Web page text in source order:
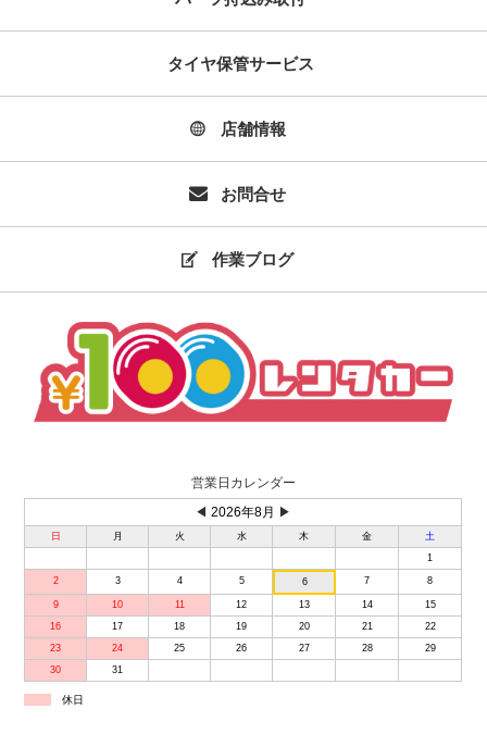
タイヤ保管サービス
店舗情報
お問合せ
作業ブログ
営業日カレンダー
◀ 2026年8月 ▶
日 月 火 水 木 金
土
1
2 3 4 5 6 7 8
9 10 11 12 13 14
15
16
17 18 19 20 21
22
23
24 25 26 27 28
29
30
31
休日